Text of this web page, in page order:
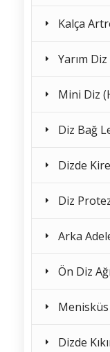
Kalça
Yarım
Mini Diz
Diz Bağ
Dizde
Diz
Arka
Ön Diz
Menisküs
Dizde